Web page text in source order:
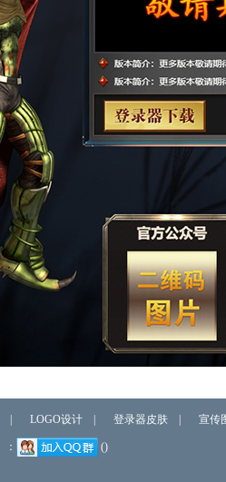
LOGO设计 登录器皮肤 宣传
： ()